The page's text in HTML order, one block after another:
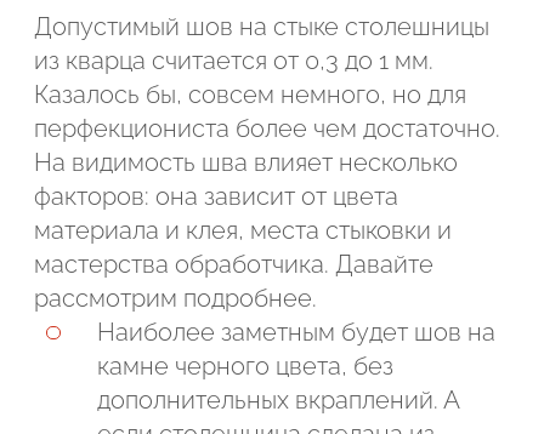
Допустимый шов на стыке столешницы
из кварца считается от 0,3 до 1 мм.
Казалось бы, совсем немного, но для
перфекциониста более чем достаточно.
На видимость шва влияет несколько
факторов: она зависит от цвета
материала и клея, места стыковки и
мастерства обработчика. Давайте
рассмотрим подробнее.
Наиболее заметным будет шов на
камне черного цвета, без
дополнительных вкраплений. А